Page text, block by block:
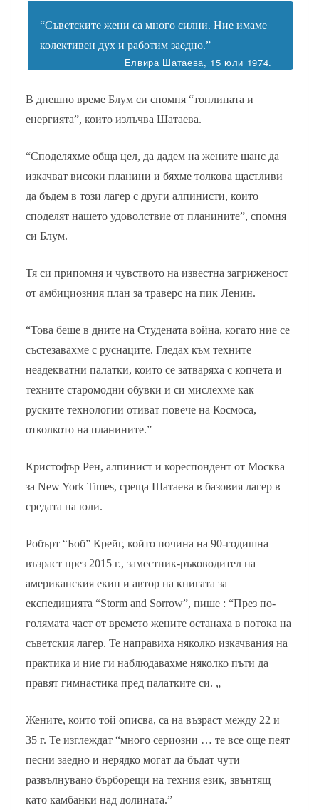
“Съветските жени са много силни. Ние имаме
колективен дух и работим заедно.”
Елвира Шатаева, 15 юли 1974.
В днешно време Блум си спомня “топлината и
енергията”, които излъчва Шатаева.
“Споделяхме обща цел, да дадем на жените шанс да
изкачват високи планини и бяхме толкова щастливи
да бъдем в този лагер с други алпинисти, които
споделят нашето удоволствие от планините”, спомня
си Блум.
Тя си припомня и чувството на известна загриженост
от амбициозния план за траверс на пик Ленин.
“Това беше в дните на Студената война, когато ние се
състезавахме с руснаците. Гледах към техните
неадекватни палатки, които се затваряха с копчета и
техните старомодни обувки и си мислехме как
руските технологии отиват повече на Космоса,
отколкото на планините.”
Кристофър Рен, алпинист и кореспондент от Москва
за New York Times, среща Шатаева в базовия лагер в
средата на юли.
Робърт “Боб” Крейг, който почина на 90-годишна
възраст през 2015 г., заместник-ръководител на
американския екип и автор на книгата за
експедицията “Storm and Sorrow”, пише : “През по-
голямата част от времето жените останаха в потока на
съветския лагер. Те направиха няколко изкачвания на
практика и ние ги наблюдавахме няколко пъти да
правят гимнастика пред палатките си. „
Жените, които той описва, са на възраст между 22 и
35 г. Те изглеждат “много сериозни … те все още пеят
песни заедно и нерядко могат да бъдат чути
развълнувано бърборещи на техния език, звънтящ
като камбанки над долината.”